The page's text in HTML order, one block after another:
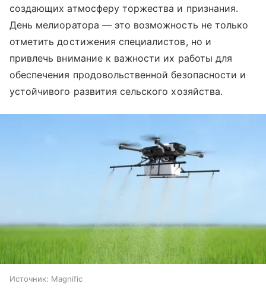
создающих атмосферу торжества и признания.
День мелиоратора — это возможность не только
отметить достижения специалистов, но и
привлечь внимание к важности их работы для
обеспечения продовольственной безопасности и
устойчивого развития сельского хозяйства.
Источник: Magnific